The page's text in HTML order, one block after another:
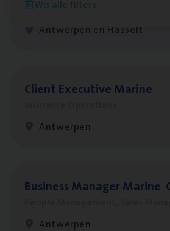
Wis alle filters
Insurance Operations
Antwerpen en Hasselt
Client Exe­cu­ti­ve Marine
Antwerpen
Busi­ness Mana­ger Mari­ne
Antwerpen